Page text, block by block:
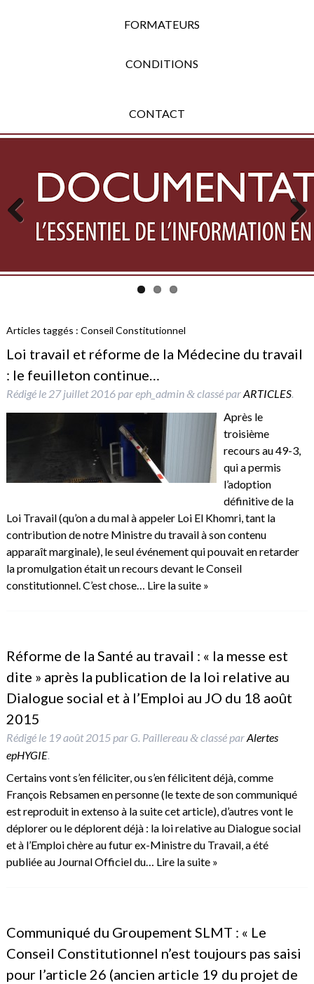
FORMATEURS
CONDITIONS
CONTACT
Previous Next
Articles taggés : Conseil Constitutionnel
Loi travail et réforme de la Médecine du travail
: le feuilleton continue…
Rédigé le 27 juillet 2016pareph_admin &classé parARTICLES.
Après le
troisième
recours au 49-3,
qui a permis
l’adoption
définitive de la
Loi Travail (qu’on a du mal à appeler Loi El Khomri, tant la
contribution de notre Ministre du travail à son contenu
apparaît marginale), le seul événement qui pouvait en retarder
la promulgation était un recours devant le Conseil
constitutionnel. C’est chose… Lire la suite »
Réforme de la Santé au travail : « la messe est
dite » après la publication de la loi relative au
Dialogue social et à l’Emploi au JO du 18 août
2015
Rédigé le 19 août 2015par G. Paillereau &classé parAlertes
epHYGIE.
Certains vont s’en féliciter, ou s’en félicitent déjà, comme
François Rebsamen en personne (le texte de son communiqué
est reproduit in extenso à la suite cet article), d’autres vont le
déplorer ou le déplorent déjà : la loi relative au Dialogue social
et à l’Emploi chère au futur ex-Ministre du Travail, a été
publiée au Journal Officiel du… Lire la suite »
Communiqué du Groupement SLMT : « Le
Conseil Constitutionnel n’est toujours pas saisi
pour l’article 26 (ancien article 19 du projet de